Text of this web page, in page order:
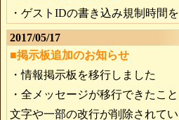
・ゲストIDの書き込み規制時間
2017/05/17
■掲示板追加のお知らせ
・情報掲示板を移行しました
・全メッセージが移行できたこ
文字や一部の改行が削除されて